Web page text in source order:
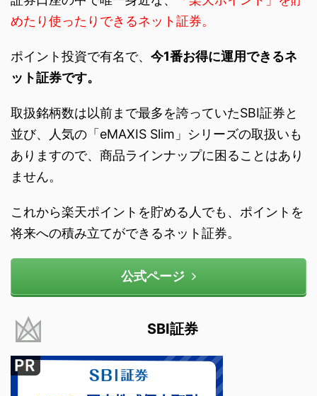
めたり使ったりできるネット証券。
ポイント投資で有名で、 今1番お得に運用できるネ
ット証券です。
取扱銘柄数は以前まで最多を誇っていたSBI証券と
並び、人気の「eMAXIS Slim」シリーズの取扱いも
ありますので、商品ラインナップに困ることはあり
ません。
これから楽天ポイントを貯める人でも、ポイントを
将来への積み立てができるネット証券。
公式ページ
SBI証券